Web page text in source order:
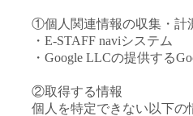
①個人関連情報の収集・計
・E-STAFF naviシステム
・Google LLCの提供する
②取得する情報
個人を特定できない以下の